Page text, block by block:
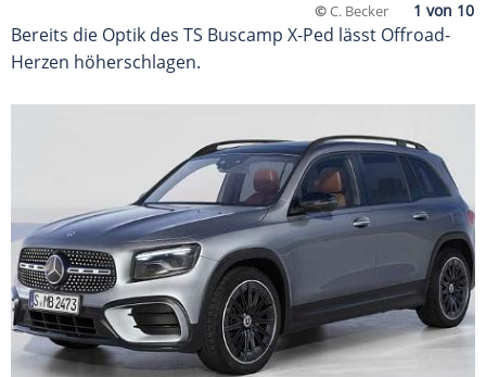
©C. Becker
Bereits die Optik des TS Buscamp X-Ped lässt Offroad-
Herzen höherschlagen.